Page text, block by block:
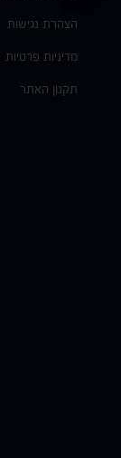
הצהרת נגישות
מדיניות פרטיות
תקנון האתר